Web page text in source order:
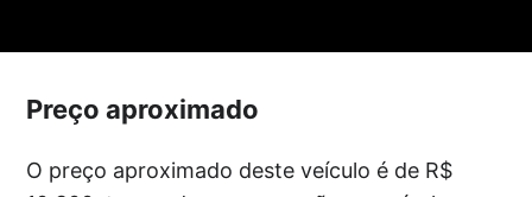
Preço aproximado
O preço aproximado deste veículo é de R$